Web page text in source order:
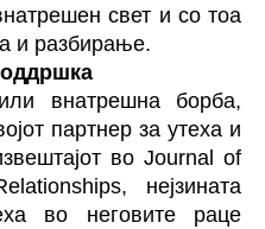
свет и со тоа
и разбирање.
внатрешна борба,
партнер за утеха и
во Journal of
нејзината
во неговите раце